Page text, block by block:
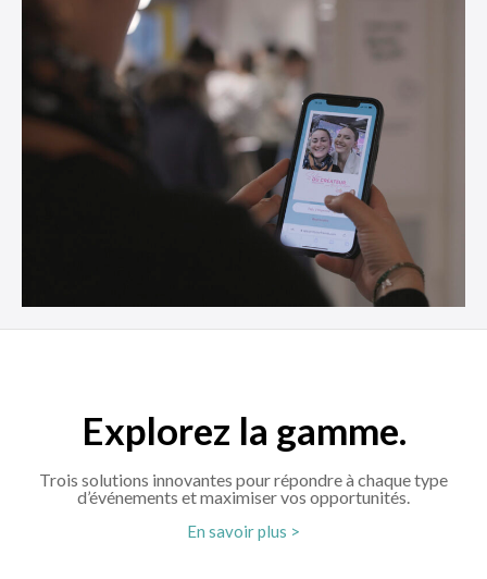
Explorez la gamme.
Trois solutions innovantes pour répondre à chaque type
d’événements et maximiser vos opportunités.
En savoir plus >